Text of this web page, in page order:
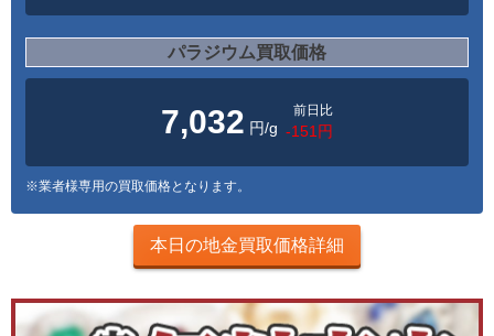
パラジウム買取価格
7,032 円/g
前日比
-151円
※業者様専用の買取価格となります。
本日の地金買取価格詳細